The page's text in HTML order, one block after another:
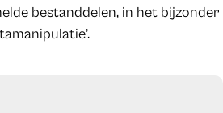
bestanddelen, in het bijzonder